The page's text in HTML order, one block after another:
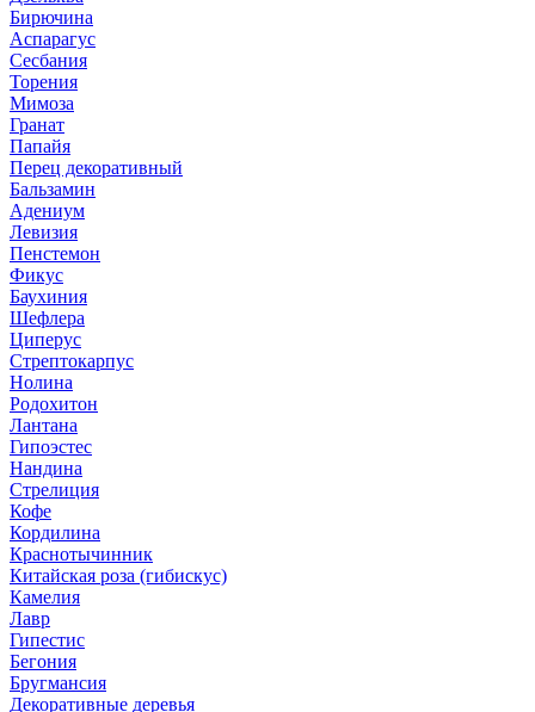
Бирючина
Аспарагус
Сесбания
Торения
Мимоза
Гранат
Папайя
Перец декоративный
Бальзамин
Адениум
Левизия
Пенстемон
Фикус
Баухиния
Шефлера
Циперус
Стрептокарпус
Нолина
Родохитон
Лантана
Гипоэстес
Нандина
Стрелиция
Кофе
Кордилина
Краснотычинник
Китайская роза (гибискус)
Камелия
Лавр
Гипестис
Бегония
Бругмансия
Декоративные деревья